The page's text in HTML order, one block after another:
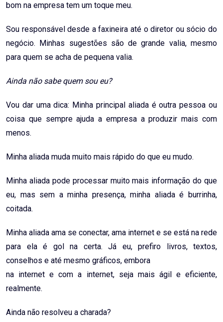
bom na empresa tem um toque meu.
Sou responsável desde a faxineira até o diretor ou sócio do
negócio. Minhas sugestões são de grande valia, mesmo
para quem se acha de pequena valia.
Ainda não sabe quem sou eu?
Vou dar uma dica: Minha principal aliada é outra pessoa ou
coisa que sempre ajuda a empresa a produzir mais com
menos.
Minha aliada muda muito mais rápido do que eu mudo.
Minha aliada pode processar muito mais informação do que
eu, mas sem a minha presença, minha aliada é burrinha,
coitada.
Minha aliada ama se conectar, ama internet e se está na rede
para ela é gol na certa. Já eu, prefiro livros, textos,
conselhos e até mesmo gráficos, embora
na internet e com a internet, seja mais ágil e eficiente,
realmente.
Ainda não resolveu a charada?